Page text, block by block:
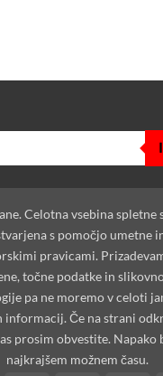
Celotna vsebina spletne
s pomočjo umetne
pravicami.
točne podatke in
pa ne moremo v celoti
informacij. Če na strani
prosim obvestite. Napako
najkrajšem možnem času.